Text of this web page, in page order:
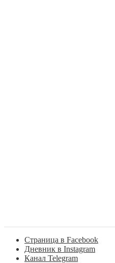
Страница в Facebook
Дневник в Instagram
Канал Telegram